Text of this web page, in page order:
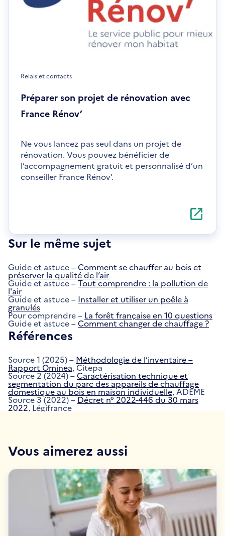
Relais et contacts
Préparer son projet de rénovation avec
France Rénov’
Ne vous lancez pas seul dans un projet de
rénovation. Vous pouvez bénéficier de
l’accompagnement gratuit et personnalisé d’un
conseiller France Rénov'.
S'ouvre
dans
nouvelle
Sur le même sujet
Guide et astuce –Comment se chauffer au bois et
préserver la qualité de l’air
Guide et astuce –Tout comprendre : la pollution de
l'air
Guide et astuce – Installer et utiliser un poêle à
granulés
Pour comprendre – La forêt française en 10 questions
Guide et astuce –Comment changer de chauffage ?
Références
Source 1 (2025) – Méthodologie de l’inventaire –
Rapport Ominea, Citepa
Source 2 (2024) –Caractérisation technique et
segmentation du parc des appareils de chauffage
domestique au bois en maison individuelle, ADEME
Source 3 (2022) –Décret n° 2022-446 du 30 mars
2022, Légifrance
Vous aimerez aussi